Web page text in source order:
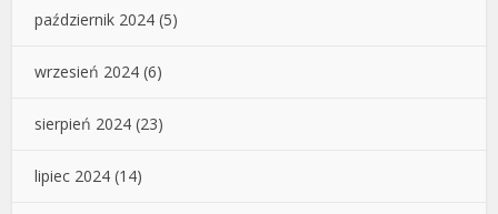
październik 2024 (5)
wrzesień 2024 (6)
sierpień 2024 (23)
lipiec 2024 (14)